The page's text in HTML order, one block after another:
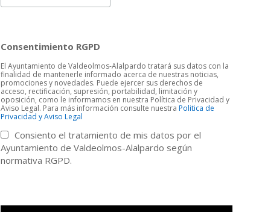
Consentimiento RGPD
El Ayuntamiento de Valdeolmos-Alalpardo tratará sus datos con la
finalidad de mantenerle informado acerca de nuestras noticias,
promociones y novedades. Puede ejercer sus derechos de
acceso, rectificación, supresión, portabilidad, limitación y
oposición, como le informamos en nuestra Política de Privacidad y
Aviso Legal. Para más información consulte nuestraPolitica de
Privacidad y Aviso Legal
Consiento el tratamiento de mis datos por el
Ayuntamiento de Valdeolmos-Alalpardo según
normativa RGPD.